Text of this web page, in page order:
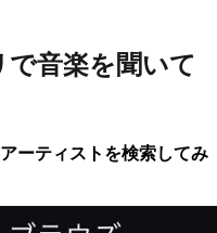
で音楽を聞いて
ーティストを検索してみ